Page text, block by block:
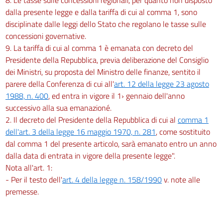
dalla presente legge e dalla tariffa di cui al comma 1, sono
disciplinate dalle leggi dello Stato che regolano le tasse sulle
concessioni governative.
9. La tariffa di cui al comma 1 è emanata con decreto del
Presidente della Repubblica, previa deliberazione del Consiglio
dei Ministri, su proposta del Ministro delle finanze, sentito il
parere della Conferenza di cui all'art. 12 della legge 23 agosto
1988, n. 400, ed entra in vigore il 1› gennaio dell'anno
successivo alla sua emanazioné.
2. Il decreto del Presidente della Repubblica di cui al comma 1
dell'art. 3 della legge 16 maggio 1970, n. 281, come sostituito
dal comma 1 del presente articolo, sarà emanato entro un anno
dalla data di entrata in vigore della presente legge".
Nota all'art. 1:
- Per il testo dell'art. 4 della legge n. 158/1990v. note alle
premesse.